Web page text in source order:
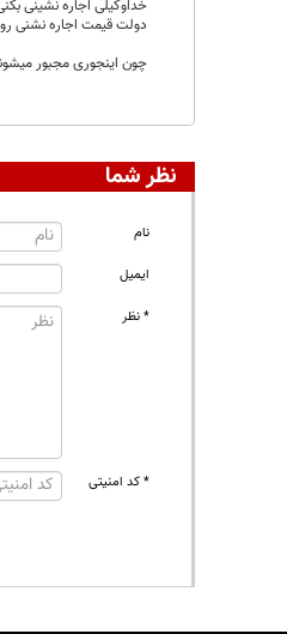
خداوکیلی اجاره نشینی
دولت قیمت اجاره نشنی
چون اینجوری مجبور
نظر شما
نام
ایمیل
* نظر
* کد امنیتی